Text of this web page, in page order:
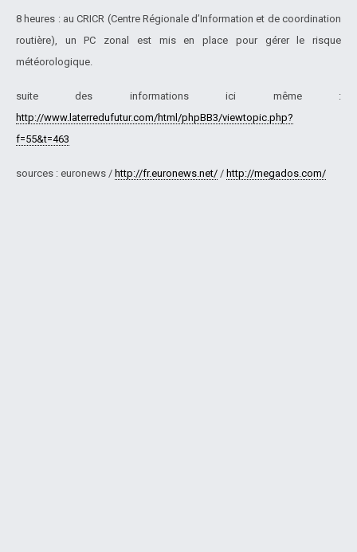
8 heures : au CRICR (Centre Régionale d’Information et de coordination
routière), un PC zonal est mis en place pour gérer le risque
météorologique.
suite des informations ici même :
http://www.laterredufutur.com/html/phpBB3/viewtopic.php?
f=55&t=463
sources : euronews / http://fr.euronews.net/ / http://megados.com/